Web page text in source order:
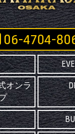
06-4704-
オンラ